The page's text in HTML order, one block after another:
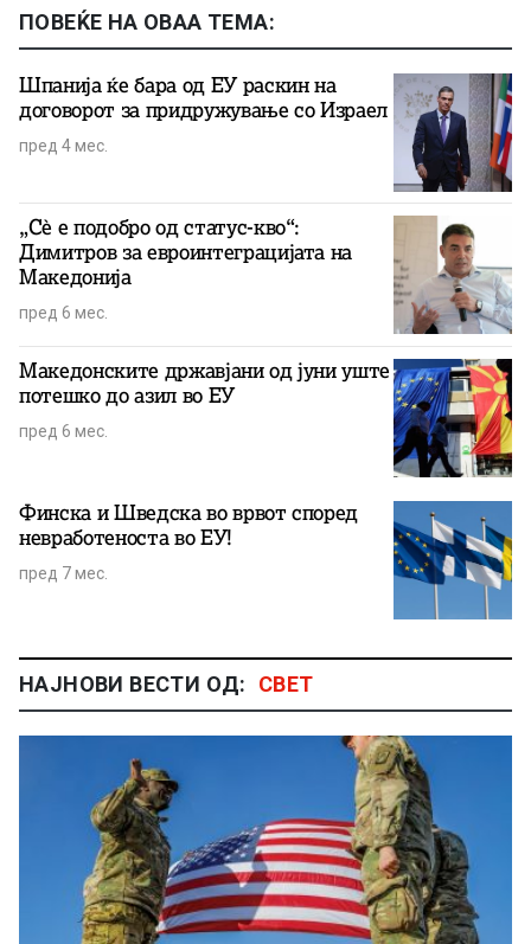
ПОВЕЌЕ НА ОВАА ТЕМА:
Шпанија ќе бара од ЕУ раскин на
договорот за придружување со Израел
пред 4 мес.
„Сè е подобро од статус-кво“:
Димитров за евроинтеграцијата на
Македонија
пред 6 мес.
Македонските државјани од јуни уште
потешко до азил во ЕУ
пред 6 мес.
Финска и Шведска во врвот според
невработеноста во ЕУ!
пред 7 мес.
НАЈНОВИ ВЕСТИ ОД: СВЕТ